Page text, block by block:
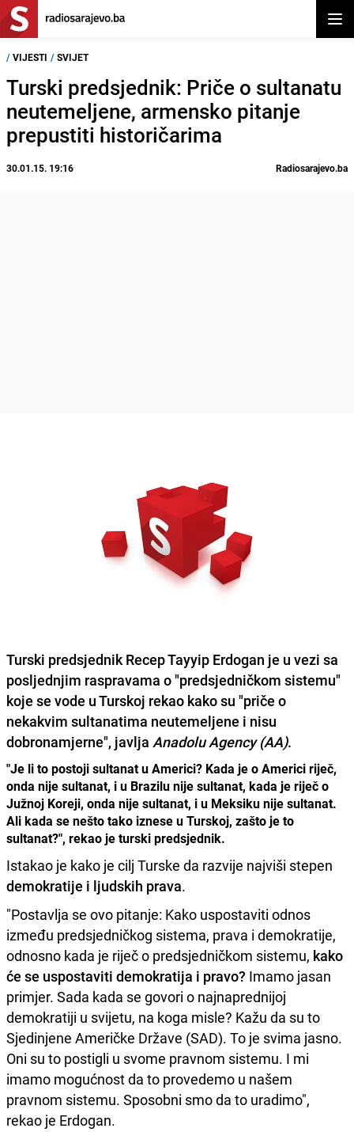
/ VIJESTI / SVIJET
Turski predsjednik: Priče o sultanatu
neutemeljene, armensko pitanje
prepustiti historičarima
30.01.15. 19:16 Radiosarajevo.ba
Turski predsjednik Recep Tayyip Erdogan je u vezi sa
posljednjim raspravama o "predsjedničkom sistemu"
koje se vode u Turskoj rekao kako su "priče o
nekakvim sultanatima neutemeljene i nisu
dobronamjerne", javlja Anadolu Agency (AA).
"Je li to postoji sultanat u Americi? Kada je o Americi riječ,
onda nije sultanat, i u Brazilu nije sultanat, kada je riječ o
Južnoj Koreji, onda nije sultanat, i u Meksiku nije sultanat.
Ali kada se nešto tako iznese u Turskoj, zašto je to
sultanat?", rekao je turski predsjednik.
Istakao je kako je cilj Turske da razvije najviši stepen
demokratije i ljudskih prava.
"Postavlja se ovo pitanje: Kako uspostaviti odnos
između predsjedničkog sistema, prava i demokratije,
odnosno kada je riječ o predsjedničkom sistemu, kako
će se uspostaviti demokratija i pravo? Imamo jasan
primjer. Sada kada se govori o najnaprednijoj
demokratiji u svijetu, na koga misle? Kažu da su to
Sjedinjene Američke Države (SAD). To je svima jasno.
Oni su to postigli u svome pravnom sistemu. I mi
imamo mogućnost da to provedemo u našem
pravnom sistemu. Sposobni smo da to uradimo",
rekao je Erdogan.